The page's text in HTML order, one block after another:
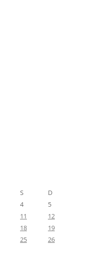
S
D
4
5
11
12
18
19
25
26